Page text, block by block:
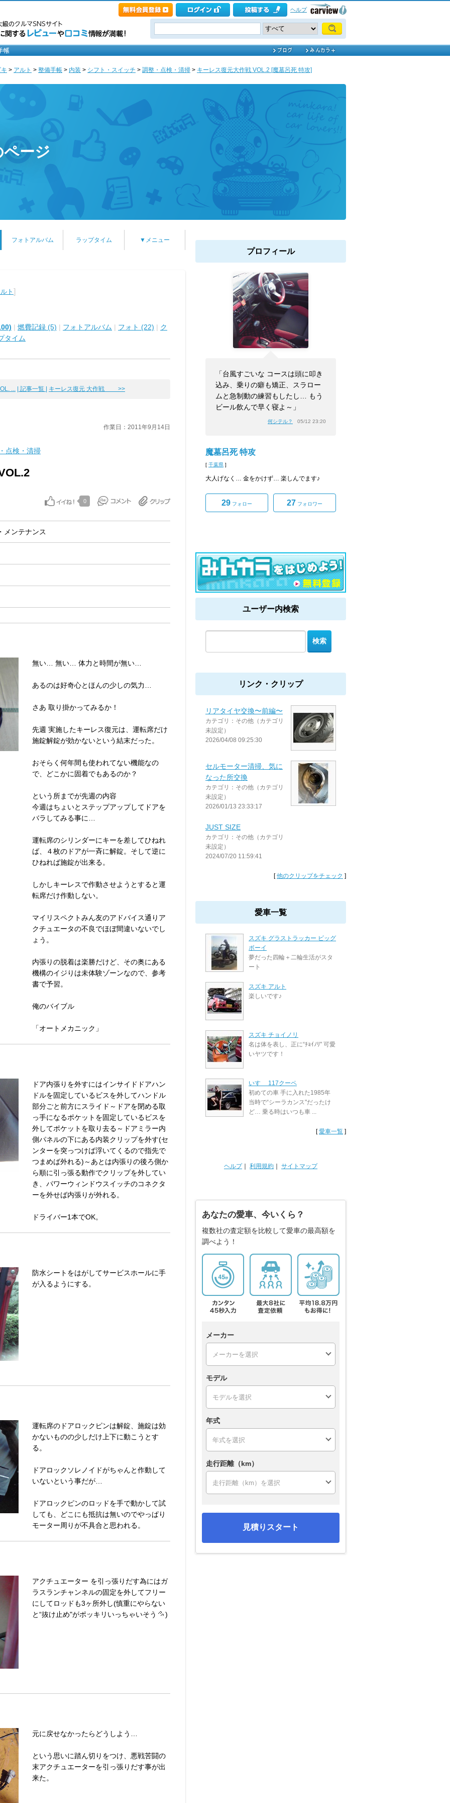
ヘルプ
> アルト > 整備手帳 > 内装 > シフト・スイッチ > 調整・点検・清掃 > キーレス復元大作戦 VOL.2 [魔墓呂死 特攻]
ージ
フォトアルバム ラップタイム ▼メニュー
ト ]
| 燃費記録 (5) | フォトアルバム | フォト (22) | ク
タイム
... | 記事一覧 | キーレス復元 大作戦 >>
作業日：2011年9月14日
点検・清掃
0
メンテナンス
無い… 無い… 体力と時間が無い…
あるのは好奇心とほんの少しの気力…
さあ 取り掛かってみるか！
先週 実施したキーレス復元は、運転席だけ
施錠解錠が効かないという結末だった。
おそらく何年間も使われてない機能なの
で、どこかに固着でもあるのか？
という所までが先週の内容
今週はちょいとステップアップしてドアを
バラしてみる事に…
運転席のシリンダーにキーを差してひねれ
ば、４枚のドアが一斉に解錠。そして逆に
ひねれば施錠が出来る。
しかしキーレスで作動させようとすると運
転席だけ作動しない。
マイリスペクトみん友のアドバイス通りア
クチュエータの不良でほぼ間違いないでし
ょう。
内張りの脱着は楽勝だけど、その奥にある
機構のイジりは未体験ゾーンなので、参考
書で予習。
俺のバイブル
「オートメカニック」
ドア内張りを外すにはインサイドドアハン
ドルを固定しているビスを外してハンドル
部分ごと前方にスライド～ドアを閉める取
っ手になるポケットを固定しているビスを
外してポケットを取り去る～ドアミラー内
側パネルの下にある内装クリップを外す(セ
ンターを突っつけば浮いてくるので指先で
つまめば外れる)～あとは内張りの後ろ側か
ら順に引っ張る動作でクリップを外してい
き、パワーウィンドウスイッチのコネクタ
ーを外せば内張りが外れる。
ドライバー1本でOK。
防水シートをはがしてサービスホールに手
が入るようにする。
運転席のドアロックピンは解錠、施錠は効
かないものの少しだけ上下に動こうとす
る。
ドアロックソレノイドがちゃんと作動して
いないという事だが…
ドアロックピンのロッドを手で動かして試
しても、どこにも抵抗は無いのでやっぱり
モーター周りが不具合と思われる。
アクチュエーター を引っ張りだす為にはガ
ラスランチャンネルの固定を外してフリー
にしてロッドも3ヶ所外し(慎重にやらない
と“抜け止め"がポッキリいっちゃいそう
)
元に戻せなかったらどうしよう…
という思いに踏ん切りをつけ、悪戦苦闘の
末アクチュエーターを引っ張りだす事が出
来た。
プロフィール
「台風すごいな コースは頭に叩き
込み、乗りの癖も矯正、スラロー
ムと急制動の練習もしたし… もう
ビール飲んで早く寝よ～」
何シテル？ 05/12 23:20
魔墓呂死 特攻
[ 千葉県 ]
大人げなく… 金をかけず… 楽しんでます♪
29 フォロー 27 フォロワー
ユーザー内検索
リンク・クリップ
リアタイヤ交換〜前編〜
カテゴリ：その他（カテゴリ
未設定）
2026/04/08 09:25:30
セルモーター清掃、気に
なった所交換
カテゴリ：その他（カテゴリ
未設定）
2026/01/13 23:33:17
JUST SIZE
カテゴリ：その他（カテゴリ
未設定）
2024/07/20 11:59:41
[他のクリップをチェック ]
愛車一覧
スズキ グラストラッカー ビッグ
ボーイ
夢だった四輪＋二輪生活がスタ
ート
スズキ アルト
楽しいです♪
スズキ チョイノリ
名は体を表し、正に“ﾁｮｲﾉﾘ" 可愛
いヤツです！
いすゞ 117クーペ
初めての車 手に入れた1985年
当時で“シーラカンス"だったけ
ど… 乗る時はいつも車 ...
[愛車一覧 ]
ヘルプ｜ 利用規約 サイトマップ
あなたの愛車、今いくら？
複数社の査定額を比較して愛車の最高額を
調べよう！
メーカー
モデル
年式
走行距離（km）
見積りスタート